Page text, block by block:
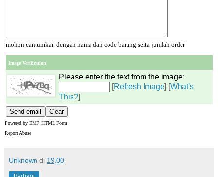
mohon cantumkan dengan nama dan code barang serta jumlah order
Image Verification
Please enter the text from the image:
Refresh Image
What's
This?
Powered by EMF HTML Form
Report Abuse
Unknown di 19.00